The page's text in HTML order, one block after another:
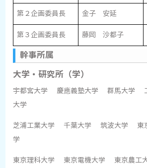
第２企画委員長 金子 安延
第３企画委員長 藤岡 沙都子
幹事所属
大学・研究所（学）
宇都宮大学 慶應義塾大学 群馬大学
大学
芝浦工業大学 千葉大学 筑波大学 東
学
東京理科大学 東京電機大学 東京農